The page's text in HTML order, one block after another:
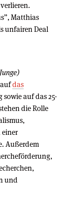
Matthias
unfairen Deal
aufdas
auf das 25-
die Rolle
Außerdem
und